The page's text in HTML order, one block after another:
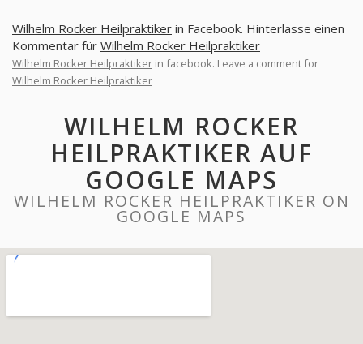
Wilhelm Rocker Heilpraktiker in Facebook. Hinterlasse einen
Kommentar für Wilhelm Rocker Heilpraktiker
Wilhelm Rocker Heilpraktiker in facebook. Leave a comment for
Wilhelm Rocker Heilpraktiker
WILHELM ROCKER
HEILPRAKTIKER AUF
GOOGLE MAPS
WILHELM ROCKER HEILPRAKTIKER ON
GOOGLE MAPS